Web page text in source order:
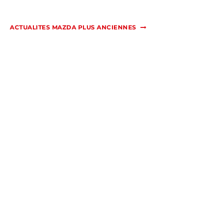
ACTUALITES MAZDA PLUS ANCIENNES